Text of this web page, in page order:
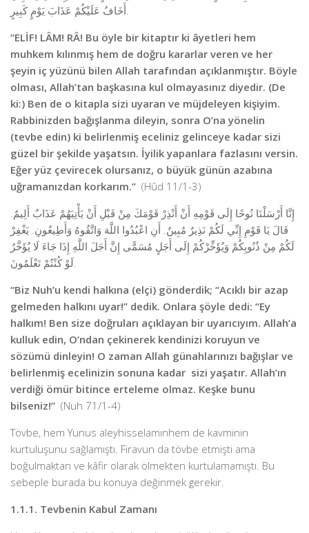
أَخَافُ عَلَيْكُمْ عَذَابَ يَوْمٍ كَبِيرٍ.
“ELİF! LÂM! RÂ! Bu öyle bir kitaptır ki âyetleri hem
muhkem kılınmış hem de doğru kararlar veren ve her
şeyin iç yüzünü bilen Allah tarafından açıklanmıştır. Böyle
olması, Allah’tan başkasına kul olmayasınız diyedir. (De
ki:) Ben de o kitapla sizi uyaran ve müjdeleyen kişiyim.
Rabbinizden bağışlanma dileyin, sonra O’na yönelin
(tevbe edin) ki belirlenmiş eceliniz gelinceye kadar sizi
güzel bir şekilde yaşatsın. İyilik yapanlara fazlasını versin.
Eğer yüz çevirecek olursanız, o büyük günün azabına
uğramanızdan korkarım.” (Hûd 11/1-3)
إِنَّا أَرْسَلْنَا نُوحًا إِلَى قَوْمِهِ أَنْ أَنْذِرْ قَوْمَكَ مِنْ قَبْلِ أَنْ يَأْتِيَهُمْ عَذَابٌ أَلِيمٌ.
قَالَ يَا قَوْمِ إِنِّي لَكُمْ نَذِيرٌ مُبِينٌ. أَنِ اعْبُدُوا اللَّهَ وَاتَّقُوهُ وَأَطِيعُونِ. يَغْفِرْ
لَكُمْ مِنْ ذُنُوبِكُمْ وَيُؤَخِّرْكُمْ إِلَى أَجَلٍ مُسَمًّى إِنَّ أَجَلَ اللَّهِ إِذَا جَاءَ لَا يُؤَخَّرُ
لَوْ كُنْتُمْ تَعْلَمُونَ.
“Biz Nuh’u kendi halkına (elçi) gönderdik; “Acıklı bir azap
gelmeden halkını uyar!” dedik. Onlara şöyle dedi: “Ey
halkım! Ben size doğruları açıklayan bir uyarıcıyım. Allah’a
kulluk edin, O’ndan çekinerek kendinizi koruyun ve
sözümü dinleyin! O zaman Allah günahlarınızı bağışlar ve
belirlenmiş ecelinizin sonuna kadar sizi yaşatır. Allah’ın
verdiği ömür bitince erteleme olmaz. Keşke bunu
bilseniz!” (Nuh 71/1-4)
Tövbe, hem Yunus aleyhisselamınhem de kavminin
kurtuluşunu sağlamıştı. Firavun da tövbe etmişti ama
boğulmaktan ve kâfir olarak ölmekten kurtulamamıştı. Bu
sebeple burada bu konuya değinmek gerekir.
1.1.1. Tevbenin Kabul Zamanı